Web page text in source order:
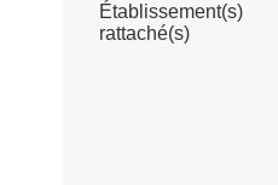
Établissement(s)
rattaché(s)